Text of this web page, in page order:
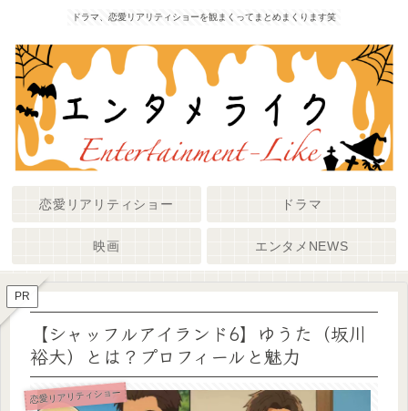
ドラマ、恋愛リアリティショーを観まくってまとめまくります笑
恋愛リアリティショー ドラマ
映画 エンタメNEWS
PR
【シャッフルアイランド6】ゆうた（坂川
裕大）とは？プロフィールと魅力
恋愛リアリティショー